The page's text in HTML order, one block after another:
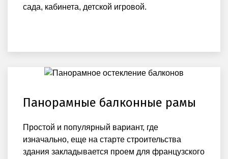
сада, кабинета, детской игровой.
Панорамные балконные рамы
Простой и популярный вариант, где
изначально, еще на старте строительства
здания закладывается проем для французского